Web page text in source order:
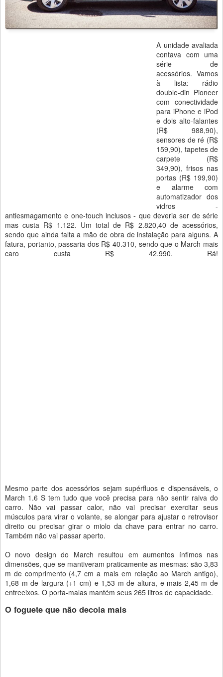
A unidade avaliada
contava com uma
série de
acessórios. Vamos
à lista: rádio
double-din Pioneer
com conectividade
para iPhone e iPod
e dois alto-falantes
(R$ 988,90),
sensores de ré (R$
159,90), tapetes de
carpete (R$
349,90), frisos nas
portas (R$ 199,90)
e alarme com
automatizador dos
vidros -
antiesmagamento e one-touch inclusos - que deveria ser de série
mas custa R$ 1.122. Um total de R$ 2.820,40 de acessórios,
sendo que ainda falta a mão de obra de instalação para alguns. A
fatura, portanto, passaria dos R$ 40.310, sendo que o March mais
caro custa R$ 42.990. Rá!
Mesmo parte dos acessórios sejam supérfluos e dispensáveis, o
March 1.6 S tem tudo que você precisa para não sentir raiva do
carro. Não vai passar calor, não vai precisar exercitar seus
músculos para virar o volante, se alongar para ajustar o retrovisor
direito ou precisar girar o miolo da chave para entrar no carro.
Também não vai passar aperto.
O novo design do March resultou em aumentos ínfimos nas
dimensões, que se mantiveram praticamente as mesmas: são 3,83
m de comprimento (4,7 cm a mais em relação ao March antigo),
1,68 m de largura (+1 cm) e 1,53 m de altura, e mais 2,45 m de
entreeixos. O porta-malas mantém seus 265 litros de capacidade.
O foguete que não decola mais